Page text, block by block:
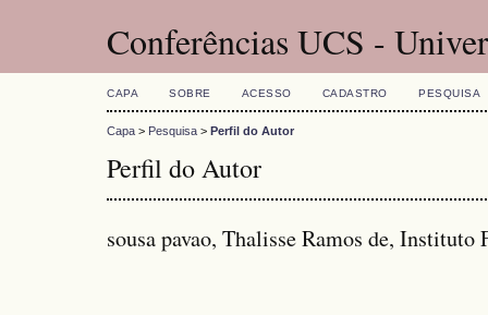
Conferências UCS -
CAPA SOBRE ACESSO CADASTRO PESQUISA
Capa > Pesquisa > Perfil do Autor
Perfil do Autor
sousa pavao, Thalisse Ramos de, Instituto